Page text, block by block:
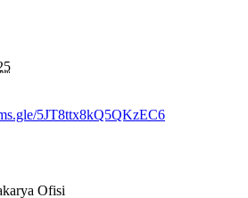
5JT8ttx8kQ5QKzEC6
Ofisi